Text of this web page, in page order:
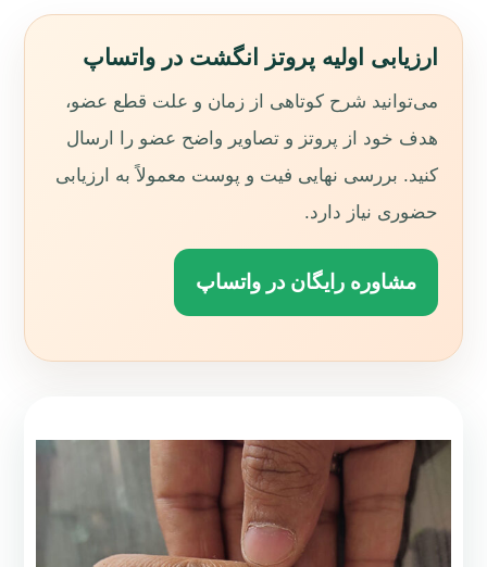
ارزیابی اولیه پروتز انگشت در واتساپ
می‌توانید شرح کوتاهی از زمان و علت قطع عضو،
هدف خود از پروتز و تصاویر واضح عضو را ارسال
کنید. بررسی نهایی فیت و پوست معمولاً به ارزیابی
حضوری نیاز دارد.
مشاوره رایگان در واتساپ